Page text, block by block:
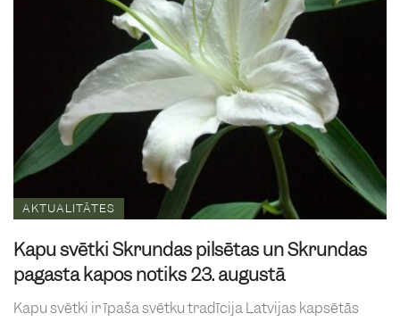
AKTUALITĀTES
Kapu svētki Skrundas pilsētas un Skrundas
pagasta kapos notiks 23. augustā
Kapu svētki ir īpaša svētku tradīcija Latvijas kapsētās